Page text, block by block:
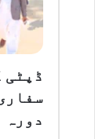
ڈپٹی
دورہ